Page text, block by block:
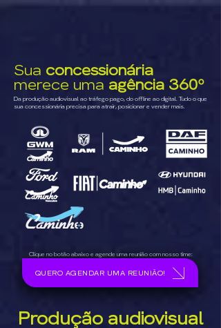
Sua concessionária
merece uma agência 360º
Da produção audiovisual ao tráfego pago, do offline ao digital. Tudo o que
sua concessionária precisa para atrair, posicionar e vender mais.
Clique no botão abaixo e agende uma reunião com nosso time:
QUERO AGENDAR UMA REUNIÃO!
Produção audiovisual